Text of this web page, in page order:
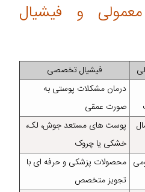
و فیشیال
فیشیال تخصصی
درمان مشکلات پوستی به‌
صورت عمقی
پوست‌ های مستعد جوش، لک،
خشکی یا چروک
محصولات پزشکی و حرفه‌ ای با
تجویز متخصص